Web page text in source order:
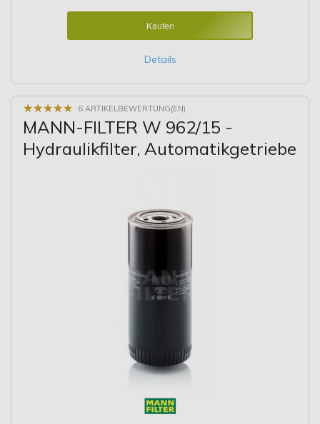
Kaufen
Details
★★★★★
★★★★★ 6 ARTIKELBEWERTUNG(EN)
MANN-FILTER W 962/15 -
Hydraulikfilter, Automatikgetriebe